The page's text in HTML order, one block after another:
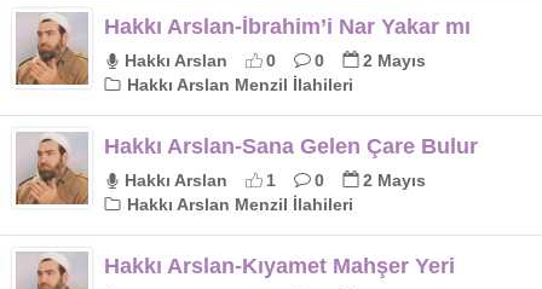
Hakkı Arslan-İbrahim’i Nar Yakar mı
Hakkı Arslan 0 0
2 Mayıs
Hakkı Arslan Menzil İlahileri
Hakkı Arslan-Sana Gelen Çare Bulur
Hakkı Arslan 1 0
2 Mayıs
Hakkı Arslan Menzil İlahileri
Hakkı Arslan-Kıyamet Mahşer Yeri